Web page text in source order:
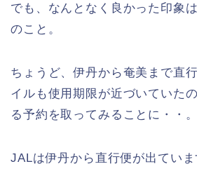
でも、なんとなく良かった印象
のこと。
ちょうど、伊丹から奄美まで直
イルも使用期限が近づいていた
る予約を取ってみることに・・。
JALは伊丹から直行便が出てい